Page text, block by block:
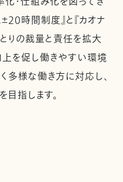
時間制度』と『カオナ
りの裁量と責任を拡大
上を促し働きやすい環境
多様な働き方に対応し、
指します。